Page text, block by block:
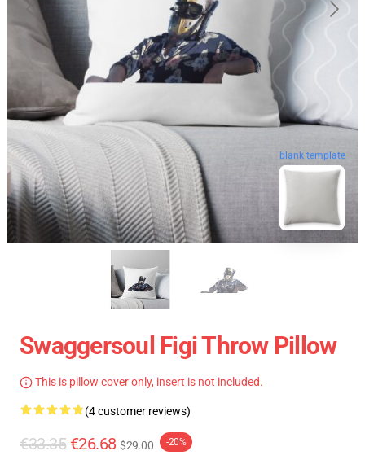
blank template
Swaggersoul Figi Throw Pillow
This is pillow cover only, insert is not included.
(4 customer reviews)
€33.35 €26.68 $29.00 -20%